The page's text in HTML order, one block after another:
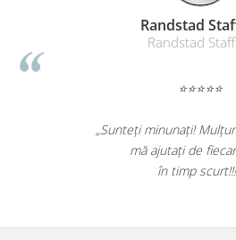
Sisteme de afisare
Table magnetice (whiteboard-uri)
Electronice si accesorii tech
Randstad
Randstad
⭐⭐⭐⭐⭐
„Sunteți minunați!
mă ajutați de
în timp